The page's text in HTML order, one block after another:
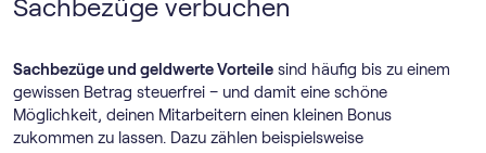
Sachbezüge verbuchen
Sachbezüge und geldwerte Vorteile sind häufig bis zu einem
gewissen Betrag steuerfrei – und damit eine schöne
Möglichkeit, deinen Mitarbeitern einen kleinen Bonus
zukommen zu lassen. Dazu zählen beispielsweise